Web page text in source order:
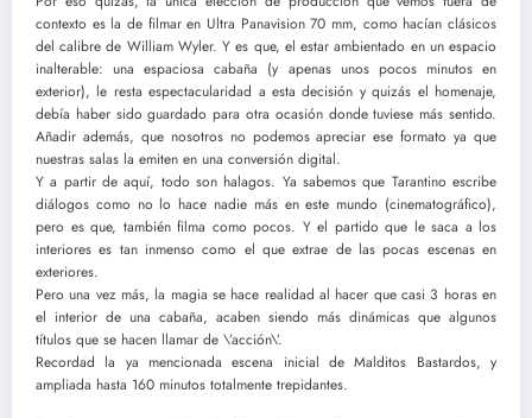
contexto es la de filmar en Ultra Panavision 70 mm, como hacían clásicos
del calibre de William Wyler. Y es que, el estar ambientado en un espacio
inalterable: una espaciosa cabaña (y apenas unos pocos minutos en
exterior), le resta espectacularidad a esta decisión y quizás el homenaje,
debía haber sido guardado para otra ocasión donde tuviese más sentido.
Añadir además, que nosotros no podemos apreciar ese formato ya que
nuestras salas la emiten en una conversión digital.
Y a partir de aquí, todo son halagos. Ya sabemos que Tarantino escribe
diálogos como no lo hace nadie más en este mundo (cinematográfico),
pero es que, también filma como pocos. Y el partido que le saca a los
interiores es tan inmenso como el que extrae de las pocas escenas en
exteriores.
Pero una vez más, la magia se hace realidad al hacer que casi 3 horas en
el interior de una cabaña, acaben siendo más dinámicas que algunos
títulos que se hacen llamar de \’acción\’.
Recordad la ya mencionada escena inicial de Malditos Bastardos, y
ampliada hasta 160 minutos totalmente trepidantes.